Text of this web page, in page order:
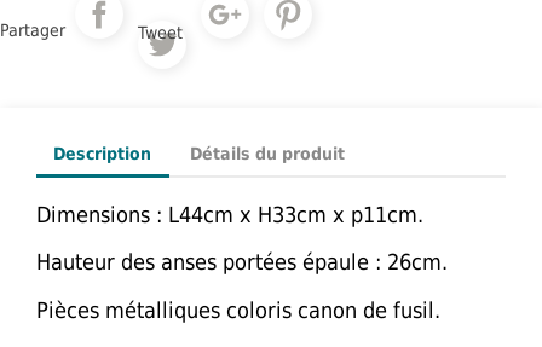
Partager Tweet
Description Détails du produit
Dimensions : L44cm x H33cm x p11cm.
Hauteur des anses portées épaule : 26cm.
Pièces métalliques coloris canon de fusil.